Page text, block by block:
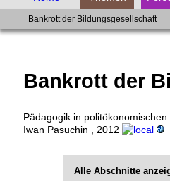
Bankrott der Bildungsgesellschaft
Bankrott der
Pädagogik in politökonomischen
Iwan Pasuchin
2012
Alle Abschnitte